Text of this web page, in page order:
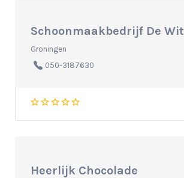
Schoonmaakbedrijf De Wit
Groningen
050-3187630
Heerlijk Chocolade